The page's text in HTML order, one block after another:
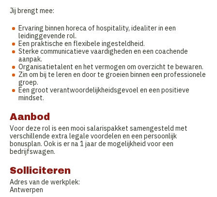
Jij brengt mee:
Ervaring binnen horeca of hospitality, idealiter in een
leidinggevende rol.
Een praktische en flexibele ingesteldheid.
Sterke communicatieve vaardigheden en een coachende
aanpak.
Organisatietalent en het vermogen om overzicht te bewaren.
Zin om bij te leren en door te groeien binnen een professionele
groep.
Een groot verantwoordelijkheidsgevoel en een positieve
mindset.
Aanbod
Voor deze rol is een mooi salarispakket samengesteld met
verschillende extra legale voordelen en een persoonlijk
bonusplan. Ook is er na 1 jaar de mogelijkheid voor een
bedrijfswagen.
Solliciteren
Adres van de werkplek:
Antwerpen